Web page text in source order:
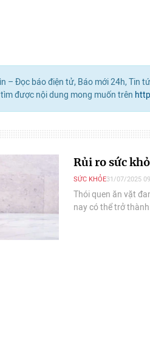
– Đọc báo điện tử, Báo mới 24h, Tin
tìm được nội dung mong muốn trên
Rủi ro sức
SỨC KHỎE31/07/2025
Thói quen ăn vặt
nay có thể trở